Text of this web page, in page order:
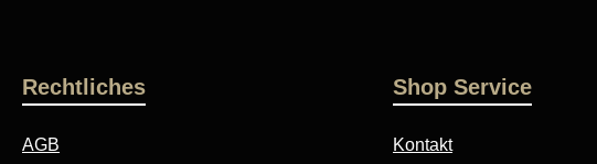
Rechtliches
AGB
Shop Service
Kontakt